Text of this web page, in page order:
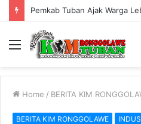
Menu
Home / BERITA KIM
BERITA KIM RONGGOLAWE